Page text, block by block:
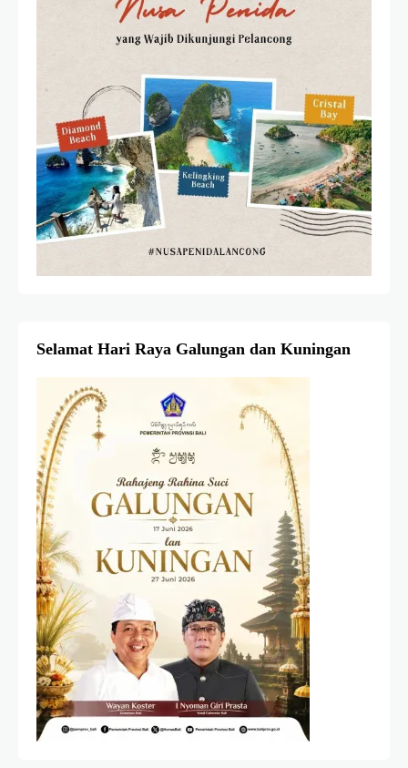
Selamat Hari Raya Galungan dan Kuningan